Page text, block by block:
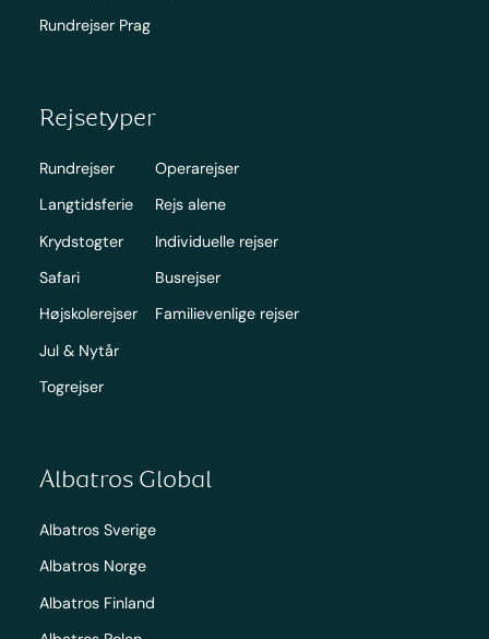
Rundrejser Prag
Rejsetyper
Rundrejser
Langtidsferie
Krydstogter
Safari
Højskolerejser
Jul & Nytår
Togrejser
Operarejser
Rejs alene
Individuelle rejser
Busrejser
Familievenlige rejser
Albatros Global
Albatros Sverige
Albatros Norge
Albatros Finland